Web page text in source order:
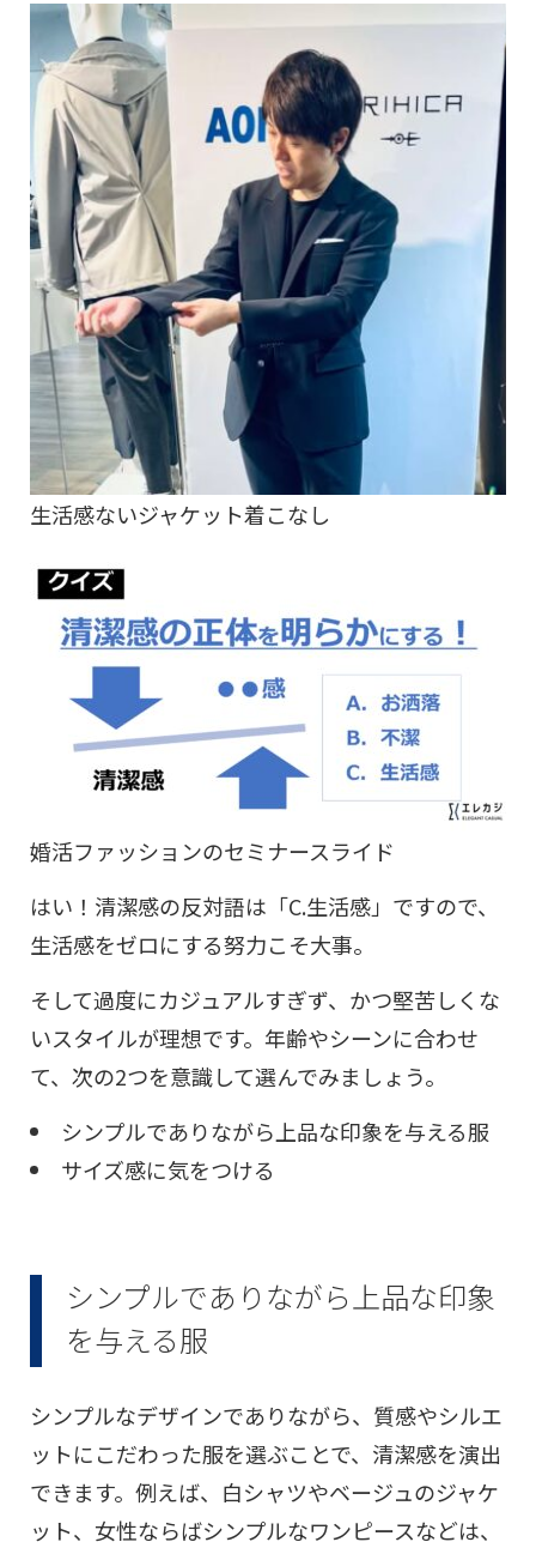
生活感ないジャケット着こなし
婚活ファッションのセミナースライド
はい！清潔感の反対語は「C.生活感」ですので、
生活感をゼロにする努力こそ大事。
そして過度にカジュアルすぎず、かつ堅苦しくな
いスタイルが理想です。年齢やシーンに合わせ
て、次の2つを意識して選んでみましょう。
シンプルでありながら上品な印象を与える服
サイズ感に気をつける
シンプルでありながら上品な印象
を与える服
シンプルなデザインでありながら、質感やシルエ
ットにこだわった服を選ぶことで、清潔感を演出
できます。例えば、白シャツやベージュのジャケ
ット、女性ならばシンプルなワンピースなどは、